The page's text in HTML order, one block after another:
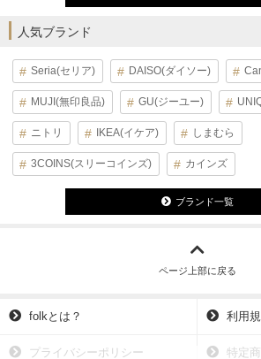
人気ブランド
Seria(セリア) DAISO(ダイソー)
MUJI(無印良品) GU(ジーユー)
ニトリ IKEA(イケア) しまむら
3COINS(スリーコインズ) カインズ
ブランド一覧
ページ上部に戻る
folkとは？ 利用
プライバシーポリシー 特定